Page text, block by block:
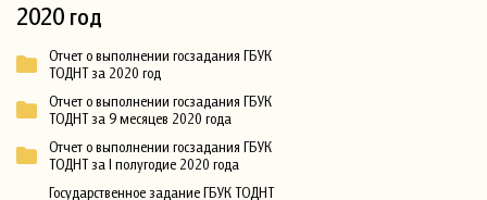
2020 год
Отчет о выполнении госзадания ГБУК
ТОДНТ за 2020 год
Отчет о выполнении госзадания ГБУК
ТОДНТ за 9 месяцев 2020 года
Отчет о выполнении госзадания ГБУК
ТОДНТ за I полугодие 2020 года
Государственное задание ГБУК ТОДНТ